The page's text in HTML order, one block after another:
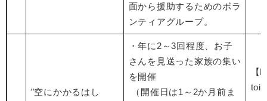
面から援助するためのボラ
ンティアグループ。
”空にかかるはし
・年に2～3回程度、お子
さんを見送った家族の集い
を開催
（開催日は1～2か月前ま
【